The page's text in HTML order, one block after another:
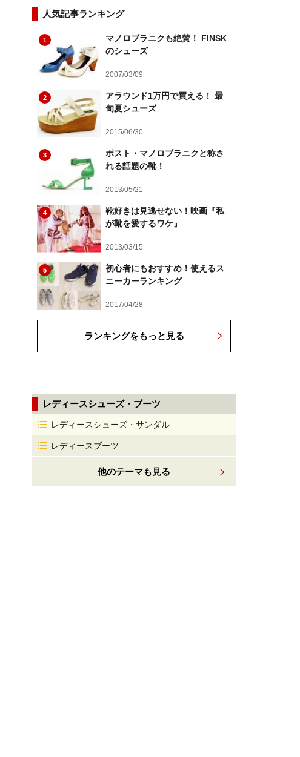
人気記事ランキング
1
マノロブラニクも絶賛！ FINSK
のシューズ
2007/03/09
2
アラウンド1万円で買える！ 最
旬夏シューズ
2015/06/30
3
ポスト・マノロブラニクと称さ
れる話題の靴！
2013/05/21
4
靴好きは見逃せない！映画『私
が靴を愛するワケ』
2013/03/15
5
初心者にもおすすめ！使えるス
ニーカーランキング
2017/04/28
ランキングをもっと見る
レディースシューズ・ブーツ
レディースシューズ・サンダル
レディースブーツ
他のテーマも見る